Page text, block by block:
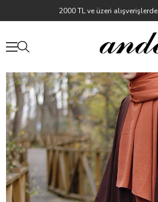
2000 TL ve üzeri alışverişlerde